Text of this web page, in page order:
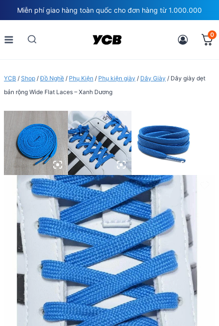
to
content
Miễn phí giao hàng toàn quốc cho đơn hàng từ 1.000.000
0
YCB / Shop /Đồ Nghề / Phụ Kiện / Phụ kiện giày / Dây Giày / Dây giày dẹt
bản rộng Wide Flat Laces – Xanh Dương